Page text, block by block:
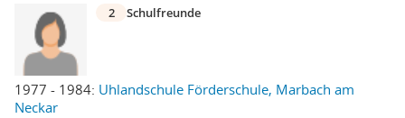
1977 - 1984: Uhlandschule Förderschule, Marbach am
Neckar
2 Schulfreunde